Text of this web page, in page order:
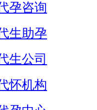
孕咨询
生助孕
生公司
怀机构